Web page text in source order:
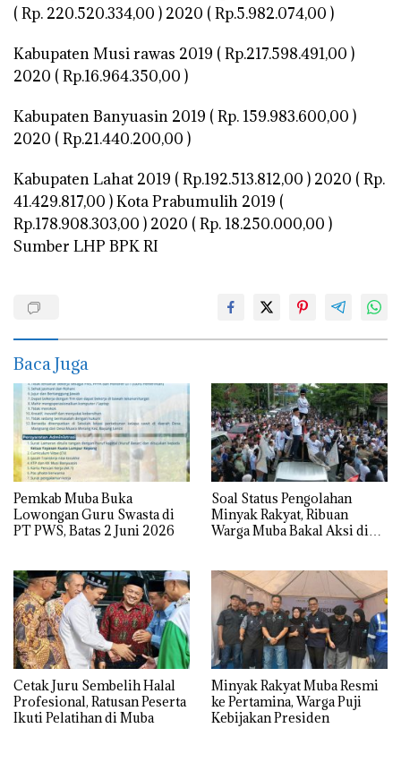
( Rp. 220.520.334,00 ) 2020 ( Rp.5.982.074,00 )
Kabupaten Musi rawas 2019 ( Rp.217.598.491,00 )
2020 ( Rp.16.964.350,00 )
Kabupaten Banyuasin 2019 ( Rp. 159.983.600,00 )
2020 ( Rp.21.440.200,00 )
Kabupaten Lahat 2019 ( Rp.192.513.812,00 ) 2020 ( Rp.
41.429.817,00 ) Kota Prabumulih 2019 (
Rp.178.908.303,00 ) 2020 ( Rp. 18.250.000,00 )
Sumber LHP BPK RI
Baca Juga
Pemkab Muba Buka
Lowongan Guru Swasta di
PT PWS, Batas 2 Juni 2026
Soal Status Pengolahan
Minyak Rakyat, Ribuan
Warga Muba Bakal Aksi di
Cetak Juru Sembelih Halal
Profesional, Ratusan Peserta
Ikuti Pelatihan di Muba
Minyak Rakyat Muba Resmi
ke Pertamina, Warga Puji
Kebijakan Presiden